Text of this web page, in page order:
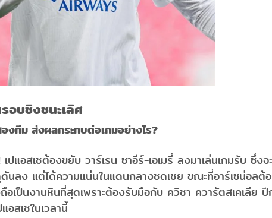
อบชิงชนะเลิศ
ทีม ส่งผลกระทบต่อเกมอย่างไร?
ปแอสเชต้องขยับ วาร์เรน ซาอีร์-เอเมรี่ ลงมาเล่นเกมรับ ซึ่งจ
นลง แต่ได้ความแน่นในแดนกลางชดเชย ขณะที่อาร์เซน่อลต้
อเป็นงานหินที่สุดเพราะต้องรับมือกับ ควิชา ควารัตสเคเลีย
สเชในเวลานี้